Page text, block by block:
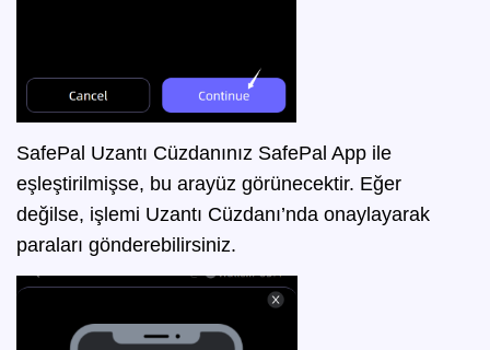
SafePal Uzantı Cüzdanınız SafePal App ile
eşleştirilmişse, bu arayüz görünecektir. Eğer
değilse, işlemi Uzantı Cüzdanı’nda onaylayarak
paraları gönderebilirsiniz.